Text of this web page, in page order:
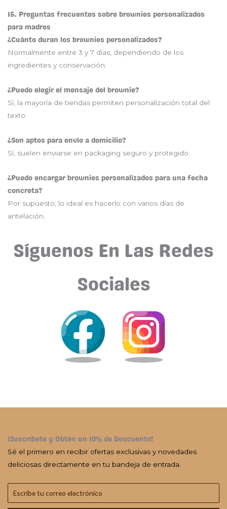
15. Preguntas frecuentes sobre brownies personalizados
para madres
¿Cuánto duran los brownies personalizados?
Normalmente entre 3 y 7 días, dependiendo de los
ingredientes y conservación.
¿Puedo elegir el mensaje del brownie?
Sí, la mayoría de tiendas permiten personalización total del
texto.
¿Son aptos para envío a domicilio?
Sí, suelen enviarse en packaging seguro y protegido.
¿Puedo encargar brownies personalizados para una fecha
concreta?
Por supuesto, lo ideal es hacerlo con varios días de
antelación.
Síguenos En Las Redes
Sociales
¡Suscríbete y Obtén un 10% de Descuento!
Sé el primero en recibir ofertas exclusivas y novedades
deliciosas directamente en tu bandeja de entrada.